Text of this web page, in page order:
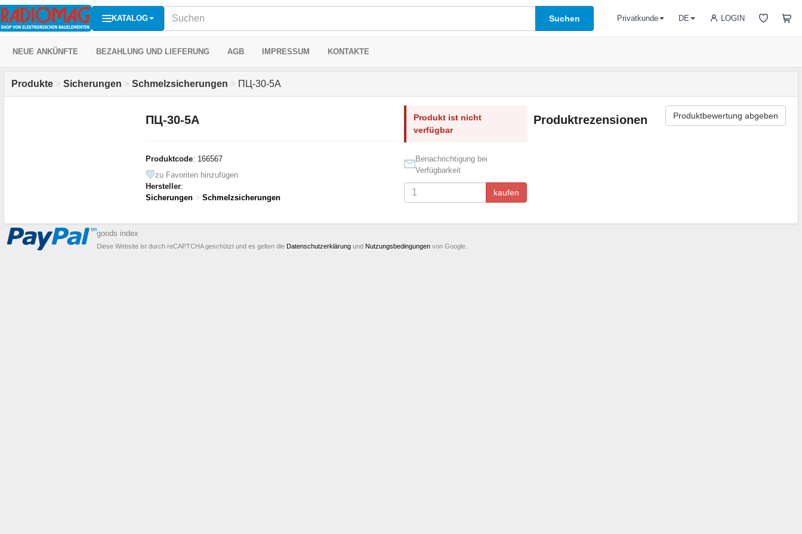
KATALOG Suchen LOGIN
Privatkunde DE
NEUE ANKÜNFTE BEZAHLUNG UND LIEFERUNG AGB IMPRESSUM KONTAKTE
Produkte > Sicherungen > Schmelzsicherungen > ПЦ-30-5А
ПЦ-30-5А
Produktcode: 166567
zu Favoriten hinzufügen
Hersteller:
Sicherungen > Schmelzsicherungen
Produkt ist nicht
verfügbar
Benachrichtigung bei
Verfügbarkeit
kaufen
Produktrezensionen Produktbewertung abgeben
goods index
Diese Website ist durch reCAPTCHA geschützt und es gelten die Datenschutzerklärung und Nutzungsbedingungen von Google.